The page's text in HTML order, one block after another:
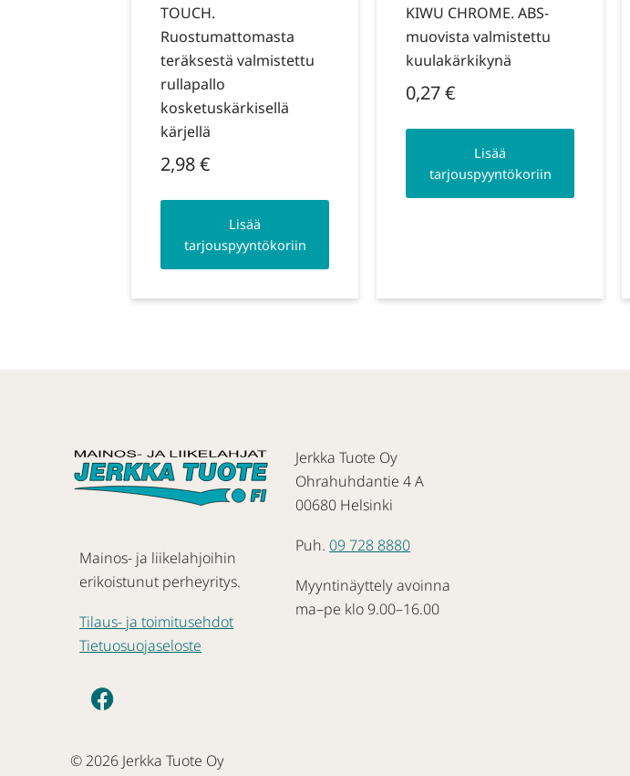
TOUCH.
Ruostumattomasta
teräksestä valmistettu
rullapallo
kosketuskärkisellä
kärjellä
2,98€
Lisää
tarjouspyyntökoriin
KIWU CHROME. ABS-
muovista valmistettu
kuulakärkikynä
0,27€
Lisää
tarjouspyyntökoriin
Mainos- ja liikelahjoihin
erikoistunut perheyritys.
Tilaus- ja toimitusehdot
Tietuosuojaseloste
Jerkka Tuote Oy
Ohrahuhdantie 4 A
00680 Helsinki
Puh. 09 728 8880
Myyntinäyttely avoinna
ma–pe klo 9.00–16.00
© 2026 Jerkka Tuote Oy